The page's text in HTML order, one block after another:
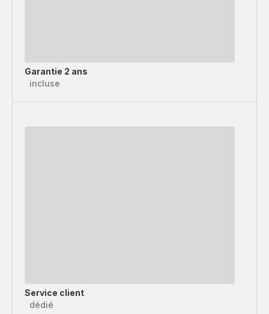
Garantie 2 ans
incluse
Service client
dédié